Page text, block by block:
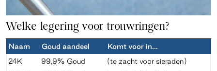
Welke legering voor trouwringen?
Naam Goud aandeel
Komt voor in...
24K
99,9% Goud
(te zacht voor sieraden)